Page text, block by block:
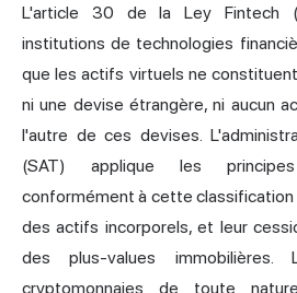
L'article 30 de la Ley Fintech
institutions de technologies
que les actifs virtuels ne
ni une devise étrangère, ni aucun
l'autre de ces devises.
(SAT) applique les
conformément à cette
des actifs incorporels, et leur
des plus-values immobilières.
cryptomonnaies de toute